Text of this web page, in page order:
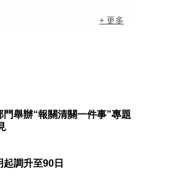
+ 更多
舉辦“報關清關一件事”專題
調升至90日